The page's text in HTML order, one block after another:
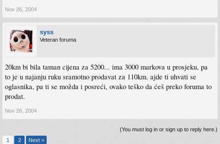
Nov 26, 2004
syss
Veteran foruma
20km bi bila taman cijena za 5200... ima 3000 markova u prosjeku, pa
to je u najanju ruku sramotno prodavat za 110km. ajde ti uhvati se
oglasnika, pa ti se možda i posreći, ovako teško da ćeš preko foruma to
prodat.
Nov 26, 2004
(You must log in or sign up to reply here.)
1
2 Next >